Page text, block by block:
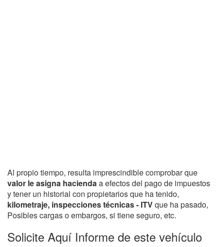
Al propio tiempo, resulta imprescindible comprobar que
valor le asigna haciendaa efectos del pago de impuestos
y tener un historial con propietarios que ha tenido,
kilometraje, inspecciones técnicas - ITVque ha pasado,
Posibles cargas o embargos, si tiene seguro, etc.
Solicite Aquí Informe de este vehículo